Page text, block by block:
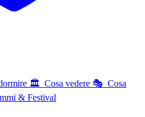
🏛 Cosa vedere 🎭 Cosa
& Festival